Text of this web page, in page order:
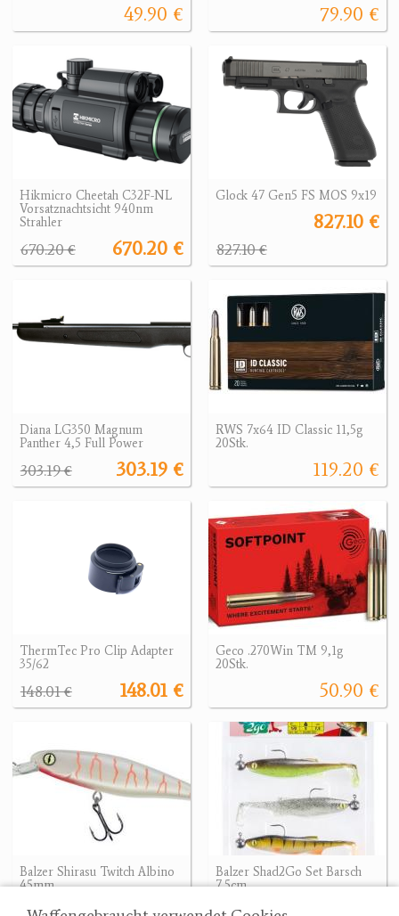
49.90 € 79.90 €
Hikmicro Cheetah C32F-NL
Vorsatznachtsicht 940nm
Strahler
670.20 €
670.20 €
Glock 47 Gen5 FS MOS 9x19
827.10 €
827.10 €
Diana LG350 Magnum
Panther 4,5 Full Power
303.19 €
303.19 €
RWS 7x64 ID Classic 11,5g
20Stk.
119.20 €
ThermTec Pro Clip Adapter
35/62
148.01 €
148.01 €
Geco .270Win TM 9,1g
20Stk.
50.90 €
Balzer Shirasu Twitch Albino
45mm
12.60 €
Balzer Shad2Go Set Barsch
7,5cm